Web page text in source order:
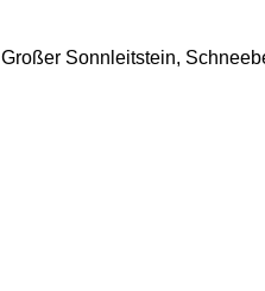
Großer Sonnleitstein,